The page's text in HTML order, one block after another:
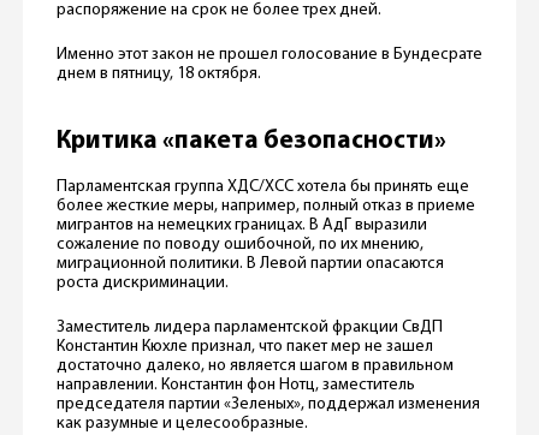
распоряжение на срок не более трех дней.
Именно этот закон не прошел голосование в Бундесрате
днем в пятницу, 18 октября.
Критика «пакета безопасности»
Парламентская группа ХДС/ХСС хотела бы принять еще
более жесткие меры, например, полный отказ в приеме
мигрантов на немецких границах. В АдГ выразили
сожаление по поводу ошибочной, по их мнению,
миграционной политики. В Левой партии опасаются
роста дискриминации.
Заместитель лидера парламентской фракции СвДП
Константин Кюхле признал, что пакет мер не зашел
достаточно далеко, но является шагом в правильном
направлении. Константин фон Нотц, заместитель
председателя партии «Зеленых», поддержал изменения
как разумные и целесообразные.